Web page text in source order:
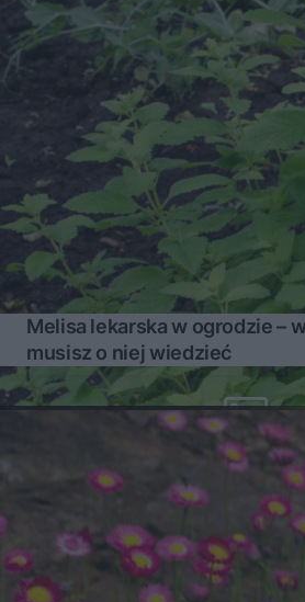
Melisa lekarska w ogrodzie –
musisz o niej wiedzieć